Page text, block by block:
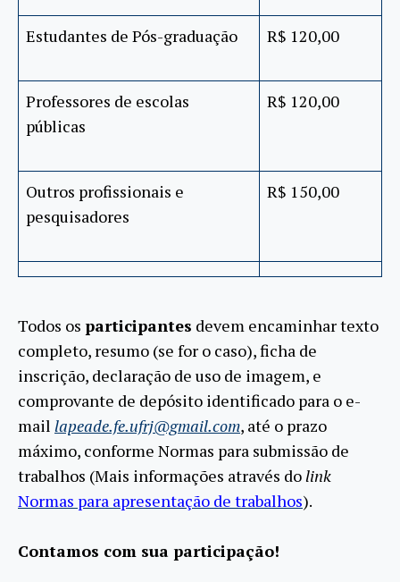
Estudantes de Pós-graduação R$ 120,00
Professores de escolas
públicas
R$ 120,00
Outros profissionais e
pesquisadores
R$ 150,00
Todos os participantes devem encaminhar texto
completo, resumo (se for o caso), ficha de
inscrição, declaração de uso de imagem, e
comprovante de depósito identificado para o e-
mail lapeade.fe.ufrj@gmail.com, até o prazo
máximo, conforme Normas para submissão de
trabalhos (Mais informações através dolink
Normas para apresentação de trabalhos).
Contamos com sua participação!